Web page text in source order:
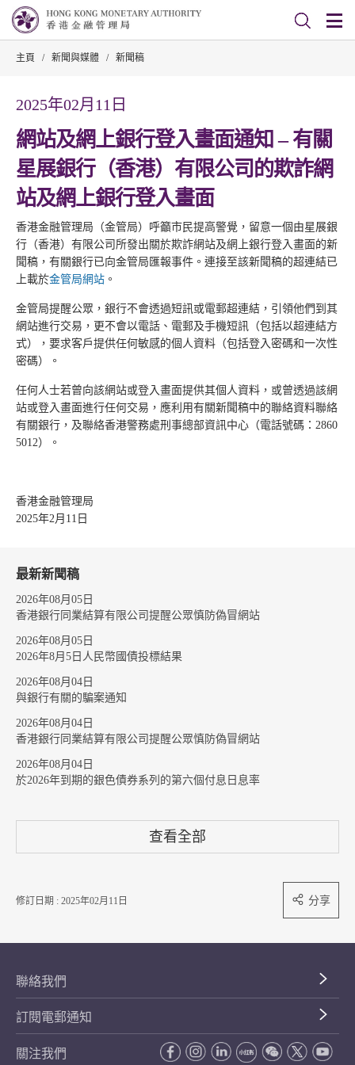
主頁 / 新聞與媒體 / 新聞稿
2025年02月11日
網站及網上銀行登入畫面通知 – 有關
星展銀行（香港）有限公司的欺詐網
站及網上銀行登入畫面
香港金融管理局（金管局）呼籲市民提高警覺，留意一個由星展銀
行（香港）有限公司所發出關於欺詐網站及網上銀行登入畫面的新
聞稿，有關銀行已向金管局匯報事件。連接至該新聞稿的超連結已
上載於金管局網站 。
金管局提醒公眾，銀行不會透過短訊或電郵超連結，引領他們到其
網站進行交易，更不會以電話、電郵及手機短訊（包括以超連結方
式），要求客戶提供任何敏感的個人資料（包括登入密碼和一次性
密碼）。
任何人士若曾向該網站或登入畫面提供其個人資料，或曾透過該網
站或登入畫面進行任何交易，應利用有關新聞稿中的聯絡資料聯絡
有關銀行，及聯絡香港警務處刑事總部資訊中心（電話號碼：2860
5012）。
香港金融管理局
2025年2月11日
最新新聞稿
2026年08月05日
香港銀行同業結算有限公司提醒公眾慎防偽冒網站
2026年08月05日
2026年8月5日人民幣國債投標結果
2026年08月04日
與銀行有關的騙案通知
2026年08月04日
香港銀行同業結算有限公司提醒公眾慎防偽冒網站
2026年08月04日
於2026年到期的銀色債券系列的第六個付息日息率
查看全部
修訂日期 : 2025年02月11日 分享
聯絡我們
訂閱電郵通知
關注我們